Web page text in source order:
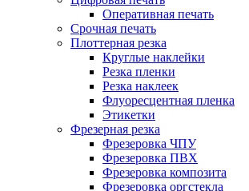
Оперативная печать
Срочная печать
Плоттерная резка
Круглые наклейки
Резка пленки
Резка наклеек
Флуоресцентная пленка
Этикетки
Фрезерная резка
Фрезеровка ЧПУ
Фрезеровка ПВХ
Фрезеровка композита
Фрезеровка оргстекла